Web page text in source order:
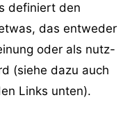
definiert den
das entweder
oder als nutz-
(siehe dazu auch
Links unten).